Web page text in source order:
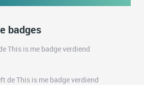
badges
This is me badge verdiend
de This is me badge verdiend